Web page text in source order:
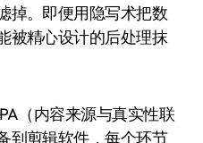
掉。即便用隐写术把数
被精心设计的后处理抹
（内容来源与真实性联
到剪辑软件，每个环节